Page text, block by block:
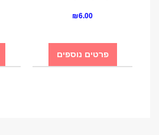
₪6.00
פרטים נוספים